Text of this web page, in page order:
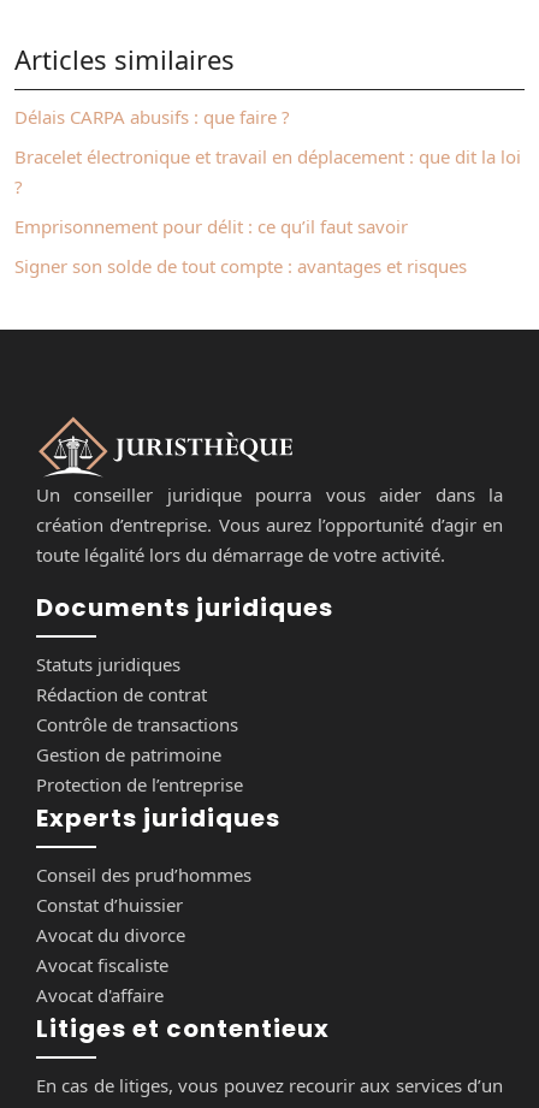
Articles similaires
Délais CARPA abusifs : que faire ?
Bracelet électronique et travail en déplacement : que dit la loi
?
Emprisonnement pour délit : ce qu’il faut savoir
Signer son solde de tout compte : avantages et risques
Un conseiller juridique pourra vous aider dans la
création d’entreprise. Vous aurez l’opportunité d’agir en
toute légalité lors du démarrage de votre activité.
Documents juridiques
Statuts juridiques
Rédaction de contrat
Contrôle de transactions
Gestion de patrimoine
Protection de l’entreprise
Experts juridiques
Conseil des prud’hommes
Constat d’huissier
Avocat du divorce
Avocat fiscaliste
Avocat d'affaire
Litiges et contentieux
En cas de litiges, vous pouvez recourir aux services d’un